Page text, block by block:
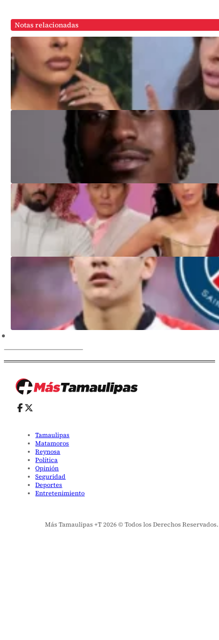
Notas relacionadas
Tamaulipas
Matamoros
Reynosa
Política
Opinión
Seguridad
Deportes
Entretenimiento
Más Tamaulipas +T 2026 © Todos los Derechos